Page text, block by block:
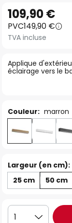
to
the
beginning
the
images
Applique
éclairage vers le
109,90 €
PVC149,90 €
TVA incluse
Couleur: marron
Largeur (en cm):
25 cm
50 cm
1